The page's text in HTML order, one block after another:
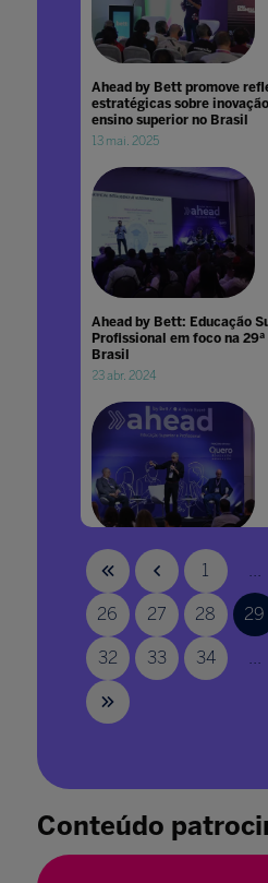
Ahead by Bett promove
estratégicas sobre
ensino superior no Brasil
13 mai. 2025
Ahead by Bett: Educação
Profissional em foco na
Brasil
23 abr. 2024
Ahead by Bett: painel fala
ensino superior no Brasil
03 mai. 2024
Bett UK 2025
1
26 27 28 29
32 33 34
Conteúdo